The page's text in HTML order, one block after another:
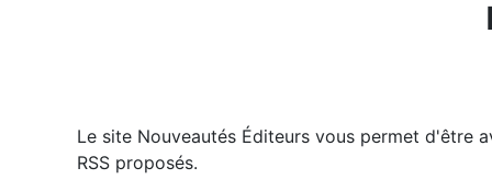
Le site Nouveautés Éditeurs vous permet d'être
RSS proposés.